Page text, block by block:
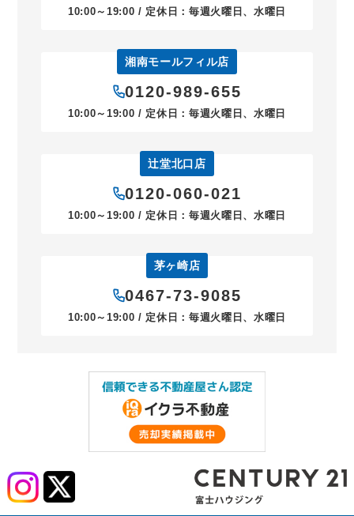
10:00～19:00 / 定休日：毎週火曜日、水曜日
湘南モールフィル店
0120-989-655
10:00～19:00 / 定休日：毎週火曜日、水曜日
辻堂北口店
0120-060-021
10:00～19:00 / 定休日：毎週火曜日、水曜日
茅ヶ崎店
0467-73-9085
10:00～19:00 / 定休日：毎週火曜日、水曜日